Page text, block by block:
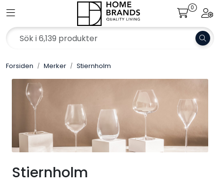
Skip to main content
Toggle navigation 0
Forsiden Merker Stiernholm
Stiernholm
Merker
Aktuelt
Om Home Brands
Bærekraft
Jobb hos oss